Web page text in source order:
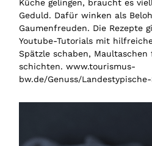
Küche gelingen, braucht es
Geduld. Dafür winken als
Gaumenfreuden. Die Rezepte
Youtube-Tutorials mit
Spätzle schaben,
schichten. www.tourismus-
bw.de/Genuss/